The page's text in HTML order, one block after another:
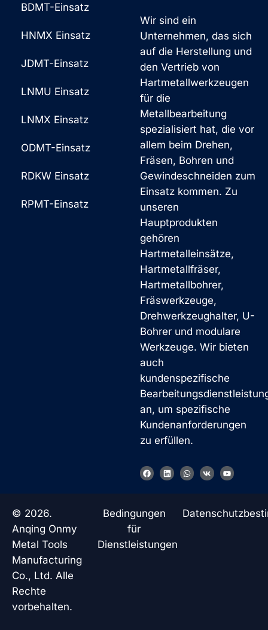
Wir sind ein
Unternehmen, das sich
auf die Herstellung und
den Vertrieb von
Hartmetallwerkzeugen
für die
Metallbearbeitung
spezialisiert hat, die vor
allem beim Drehen,
Fräsen, Bohren und
Gewindeschneiden zum
Einsatz kommen. Zu
unseren
Hauptprodukten
gehören
Hartmetalleinsätze,
Hartmetallfräser,
Hartmetallbohrer,
Fräswerkzeuge,
Drehwerkzeughalter, U-
Bohrer und modulare
Werkzeuge. Wir bieten
auch
kundenspezifische
an, um spezifische
Kundenanforderungen
zu erfüllen.
F
a
o
L
i
W
h
a
p
V
k
Y
o
e
BDMT-Einsatz
HNMX Einsatz
JDMT-Einsatz
LNMU Einsatz
LNMX Einsatz
ODMT-Einsatz
RDKW Einsatz
RPMT-Einsatz
© 2026.
Anqing Onmy
Metal Tools
Manufacturing
Co., Ltd. Alle
Rechte
vorbehalten.
Bedingungen
für
Dienstleistungen